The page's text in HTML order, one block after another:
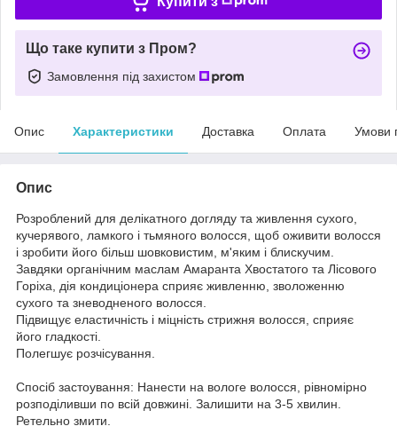
Що таке купити з Пром?
Замовлення під захистом
Опис Характеристики Доставка Оплата Умови
Опис
Розроблений для делікатного догляду та живлення сухого,
кучерявого, ламкого і тьмяного волосся, щоб оживити волосся
і зробити його більш шовковистим, м'яким і блискучим.
Завдяки органічним маслам Амаранта Хвостатого та Лісового
Горіха, дія кондиціонера сприяє живленню, зволоженню
сухого та зневодненого волосся.
Підвищує еластичність і міцність стрижня волосся, сприяє
його гладкості.
Полегшує розчісування.
Спосіб застоування: Нанести на вологе волосся, рівномірно
розподіливши по всій довжині. Залишити на 3-5 хвилин.
Ретельно змити.